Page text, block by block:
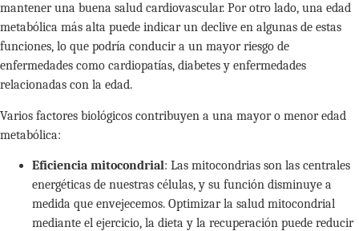
mantener una buena salud cardiovascular. Por otro lado, una edad
metabólica más alta puede indicar un declive en algunas de estas
funciones, lo que podría conducir a un mayor riesgo de
enfermedades como cardiopatías, diabetes y enfermedades
relacionadas con la edad.
Varios factores biológicos contribuyen a una mayor o menor edad
metabólica:
Eficiencia mitocondrial: Las mitocondrias son las centrales
energéticas de nuestras células, y su función disminuye a
medida que envejecemos. Optimizar la salud mitocondrial
mediante el ejercicio, la dieta y la recuperación puede reducir